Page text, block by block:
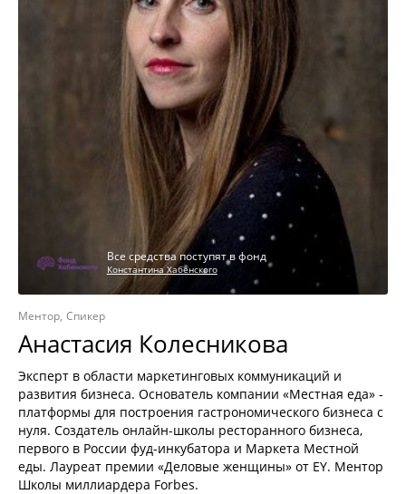
Все средства поступят в фонд
Константина Хабенского
Ментор Спикер
Анастасия Колесникова
Эксперт в области маркетинговых коммуникаций и
развития бизнеса. Основатель компании «Местная еда» -
платформы для построения гастрономического бизнеса с
нуля. Создатель онлайн-школы ресторанного бизнеса,
первого в России фуд-инкубатора и Маркета Местной
еды. Лауреат премии «Деловые женщины» от EY. Ментор
Школы миллиардера Forbes.